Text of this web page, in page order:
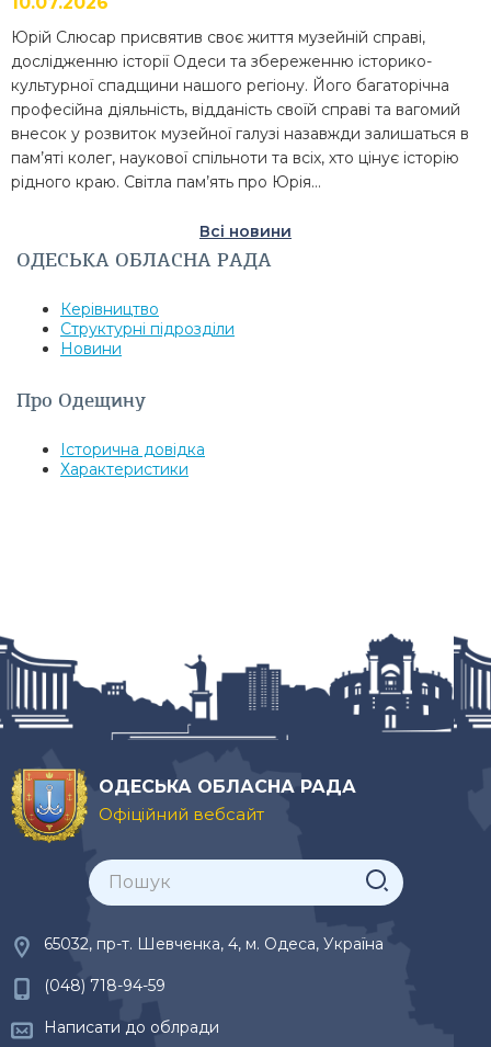
Юрій Слюсар присвятив своє життя музейній справі,
дослідженню історії Одеси та збереженню історико-
культурної спадщини нашого регіону. Його багаторічна
професійна діяльність, відданість своїй справі та вагомий
внесок у розвиток музейної галузі назавжди залишаться в
пам’яті колег, наукової спільноти та всіх, хто цінує історію
рідного краю. Світла пам’ять про Юрія…
Всі новини
ОДЕСЬКА ОБЛАСНА РАДА
Керівництво
Структурні підрозділи
Новини
Про Одещину
Історична довідка
Характеристики
ОДЕСЬКА ОБЛАСНА РАДА
Офіційний вебсайт
65032, пр-т. Шевченка, 4, м. Одеса, Україна
(048) 718-94-59
Написати до облради